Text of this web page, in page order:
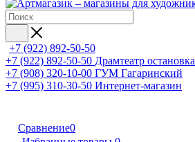
+7 (922) 892-50-50
+7 (922) 892-50-50 Драмтеатр остановка
+7 (908) 320-10-00 ГУМ Гагаринский
+7 (995) 310-30-50 Интернет-магазин
Сравнение0